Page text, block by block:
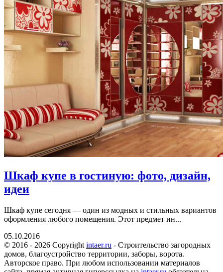
Шкаф купе в гостиную: фото, дизайн,
идеи
Шкаф купе сегодня — один из модных и стильных вариантов
оформления любого помещения. Этот предмет ин...
05.10.2016
© 2016 - 2026 Copyright intaer.ru - Cтроительство загородных
домов, благоустройство территории, заборы, ворота.
Авторское право. При любом использовании материалов